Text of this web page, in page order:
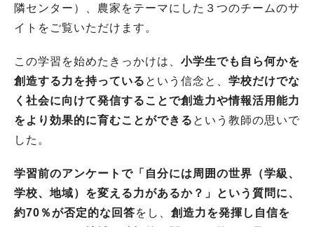
隣センター）、農家をテーマにした３つのチームのサ
イトをご覧いただけます。
この学習を始めたきっかけは、 小学生でも自ら何かを
創造する力を持っている という信念と、 学校だけでな
く社会に向けて発信することで創造力や情報活用能力
をより効果的に育むことができる という教師の思いで
した。
学習前のアンケートで「自分には周囲の世界（学級、
学校、地域）を変える力があるか？」という質問に、
約70％が否定的な回答をし、 創造力を発揮し自信を